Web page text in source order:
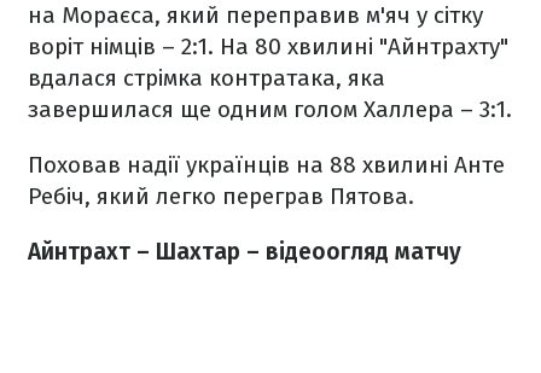
на Мораєса, який переправив м'яч у сітку
воріт німців – 2:1. На 80 хвилині "Айнтрахту"
вдалася стрімка контратака, яка
завершилася ще одним голом Халлера – 3:1.
Поховав надії українців на 88 хвилині Анте
Ребіч, який легко переграв Пятова.
Айнтрахт – Шахтар – відеоогляд матчу